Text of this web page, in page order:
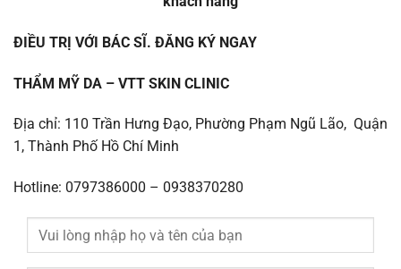
ĐIỀU TRỊ VỚI BÁC SĨ. ĐĂNG KÝ NGAY
THẨM MỸ DA – VTT SKIN CLINIC
Địa chỉ: 110 Trần Hưng Đạo, Phường Phạm Ngũ Lão, Quận
1, Thành Phố Hồ Chí Minh
Hotline: 0797386000 – 0938370280